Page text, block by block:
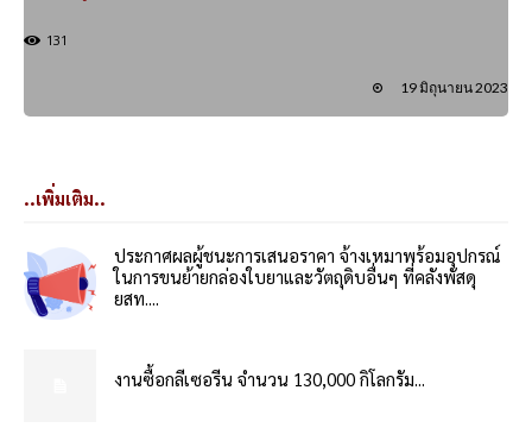
131
19 มิถุนายน 2023
..เพิ่มเติม..
ประกาศผลผู้ชนะการเสนอราคา จ้างเหมาพร้อมอุปกรณ์
ในการขนย้ายกล่องใบยาและวัตถุดิบอื่นๆ ที่คลังพัสดุ
ยสท....
งานซื้อกลีเซอรีน จำนวน 130,000 กิโลกรัม...